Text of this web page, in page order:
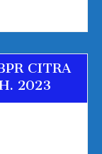
CITRA
2023